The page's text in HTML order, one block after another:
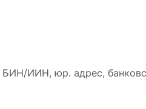
БИН/ИИН, юр. адрес,